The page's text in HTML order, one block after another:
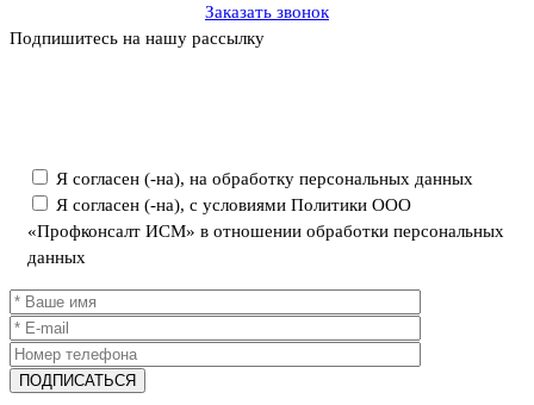
Заказать звонок
Подпишитесь на нашу рассылку
Я согласен (-на), на обработку персональных данных
Я согласен (-на), с условиями Политики ООО
«Профконсалт ИСМ» в отношении обработки персональных
данных